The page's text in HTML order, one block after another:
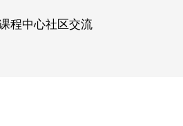
程中心社区交流